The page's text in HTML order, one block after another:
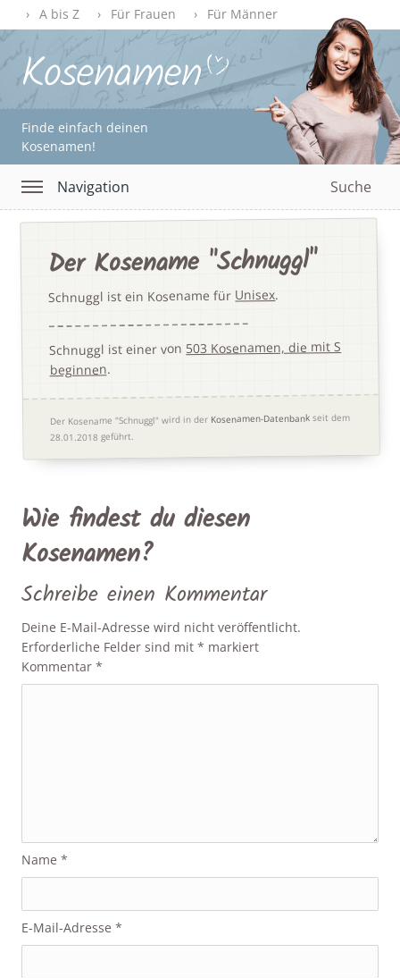
A bis Z Für Frauen Für Männer
Finde einfach deinen
Kosenamen!
Navigation Suche
Der Kosename "Schnuggl"
Schnuggl ist ein Kosename fürUnisex.
Schnuggl ist einer von 503 Kosenamen, die mit S
beginnen.
Der Kosename "Schnuggl" wird in der Kosenamen-Datenbank seit dem
28.01.2018 geführt.
Wie findest du diesen
Kosenamen?
Schreibe einen Kommentar
Deine E-Mail-Adresse wird nicht veröffentlicht.
Erforderliche Felder sind mit* markiert
Kommentar*
Name*
E-Mail-Adresse*